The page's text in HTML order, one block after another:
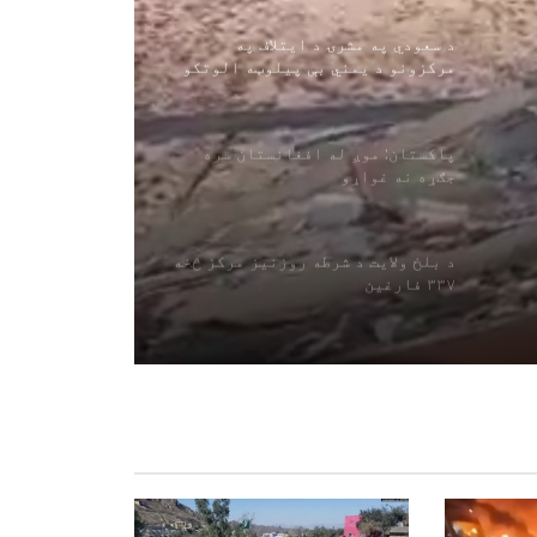
د سعودي په مشرۍ د ایتلاف په
مرکزونو د یمني بې پیلوټه الوتکو
برید
پاکستان: موږ له افغانستان سره
جګړه نه غواړو
د بلخ ولایت د شرطه روزنیز مرکز څخه
۳۳۷ فارغین
ټرمپ یو ځل بیا ایران ته ګواښ وکړ،
۳۲۵ افغان کډوال د پاکستان له
زندانونو څخه خوشې او هیواد ته
راستانه شوي